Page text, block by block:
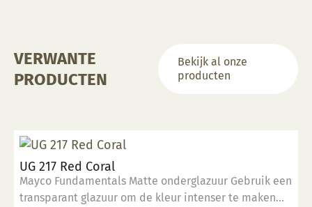
VERWANTE
PRODUCTEN
Bekijk al onze
producten
UG 217 Red Coral
Mayco Fundamentals Matte onderglazuur Gebruik een
transparant glazuur om de kleur intenser te maken